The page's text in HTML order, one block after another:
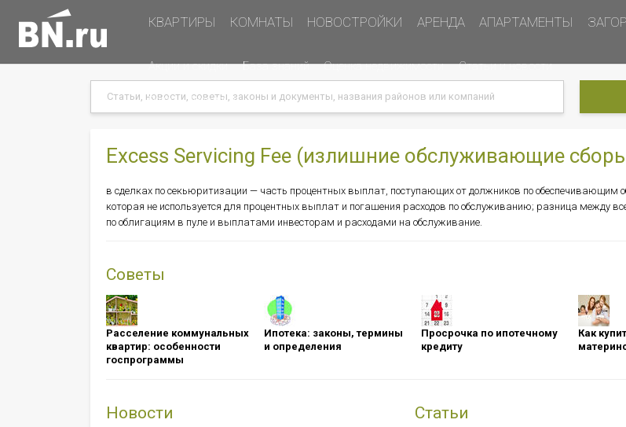
Основная
КВАРТИРЫ КОМНАТЫ НОВОСТРОЙКИ АРЕНДА АПАРТАМЕНТЫ
Дополнительная
навигация
Акции и скидки База знаний Оценка недвижимости Статьи и новости
Меню
в
(справа)
Подать объявление
Search
Search
Excess Servicing Fee (излишние обслуживающие
в сделках по секьюритизации — часть процентных выплат, поступающих от должников по обеспечивающим
которая не используется для процентных выплат и погашения расходов по обслуживанию; разница между
по облигациям в пуле и выплатами инвесторам и расходами на обслуживание.
Советы
Расселение коммунальных
квартир: особенности
госпрограммы
Ипотека: ​​​​​​​законы, термины
и определения
Просрочка по ипотечному
кредиту
Как
Новости Статьи